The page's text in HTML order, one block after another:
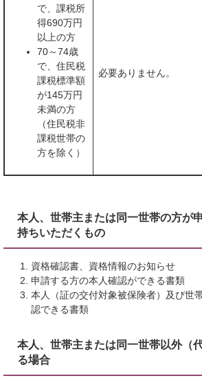
で、課税所
得690万円
以上の方
70～74歳
で、住民税
課税標準額
が145万円
未満の方
（住民税非
課税世帯の
方を除く）
必要ありません。
本人、世帯主または同一世帯の方が
持ちいただくもの
資格確認書、資格情報のお知らせ
申請する方の本人確認ができる書類
本人（証の交付対象被保険者）及び世
認できる書類
本人、世帯主または同一世帯以外（
る場合